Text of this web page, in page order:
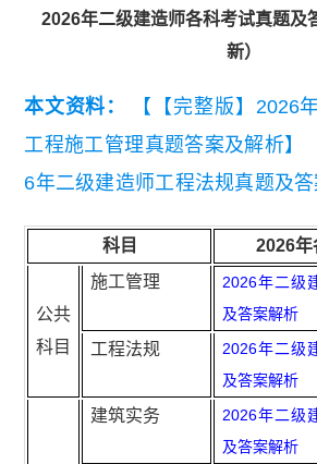
2026年二级建造师各科考试真题及
新）
本文资料：
【【完整版】2026
工程施工管理真题答案及解析】
6年二级建造师工程法规真题及答
年二级建造师《建设工程法规及
拟卷二】 【2026年二级建造师
理》考前模拟卷一】
【2025 二
施工管理真题及答案(5月10日批
建造师建设工程法规及相关知识
25二级建造师建筑工程管理与
【2025 二级建造师市政公
科目 2026年
公共
科目
施工管理
2026年二级
及答案解析
工程法规
2026年二级
及答案解析
建筑实务
2026年二级
及答案解析